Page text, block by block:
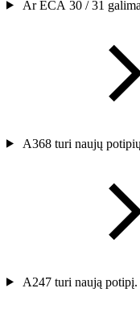
Ar ECA 30 / 31
A368 turi naujų
A247 turi naują potipį.